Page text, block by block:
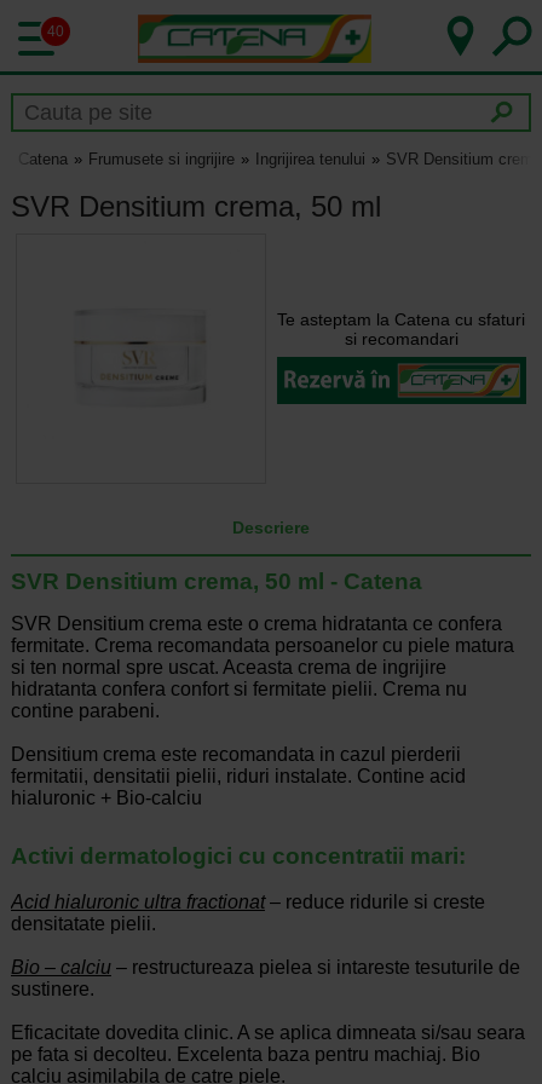
40
Catena Frumusete si ingrijire Ingrijirea tenului SVR Densitium
SVR Densitium crema, 50 ml
Te asteptam la Catena cu sfaturi
si recomandari
Descriere
SVR Densitium crema, 50 ml - Catena
SVR Densitium crema este o crema hidratanta ce confera
fermitate. Crema recomandata persoanelor cu piele matura
si ten normal spre uscat. Aceasta crema de ingrijire
hidratanta confera confort si fermitate pielii. Crema nu
contine parabeni.
Densitium crema este recomandata in cazul pierderii
fermitatii, densitatii pielii, riduri instalate. Contine acid
hialuronic + Bio-calciu
Activi dermatologici cu concentratii mari:
Acid hialuronic ultra fractionat– reduce ridurile si creste
densitatate pielii.
Bio – calciu– restructureaza pielea si intareste tesuturile de
sustinere.
Eficacitate dovedita clinic. A se aplica dimneata si/sau seara
pe fata si decolteu. Excelenta baza pentru machiaj. Bio
calciu asimilabila de catre piele.